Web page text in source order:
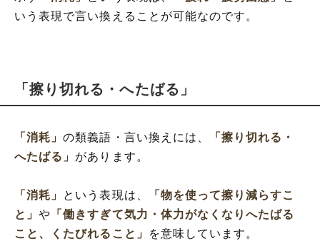
いう表現で言い換えることが可能なのです。
「擦り切れる・へたばる」
「消耗」の類義語・言い換えには、
「擦り切れる・
へたばる」 があります。
「消耗」 という表現は、
「物を使って擦り減らすこ
と」や 「働きすぎて気力・体力がなくなりへたばる
こと、くたびれること」
を意味しています。